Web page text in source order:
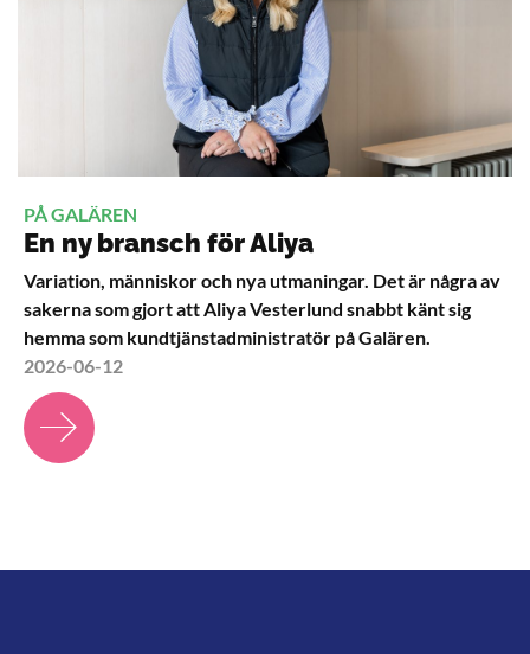
PÅ GALÄREN
En ny bransch för Aliya
Variation, människor och nya utmaningar. Det är några av
sakerna som gjort att Aliya Vesterlund snabbt känt sig
hemma som kundtjänstadministratör på Galären.
2026-06-12